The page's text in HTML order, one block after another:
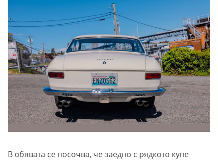
В обявата се посочва, че заедно с рядкото купе